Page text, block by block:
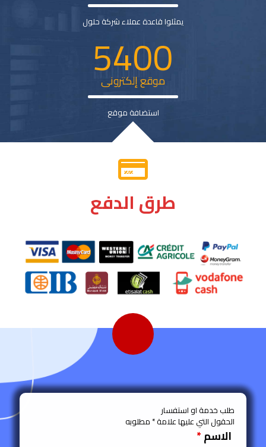
يمثلوا قاعدة عملاء شركة حلول
5400
موقع إلكترونى
استضافة موقع
طرق الدفع
طلب خدمة او استفسار
الحقول التي عليها علامة * مطلوبه
الاسم*